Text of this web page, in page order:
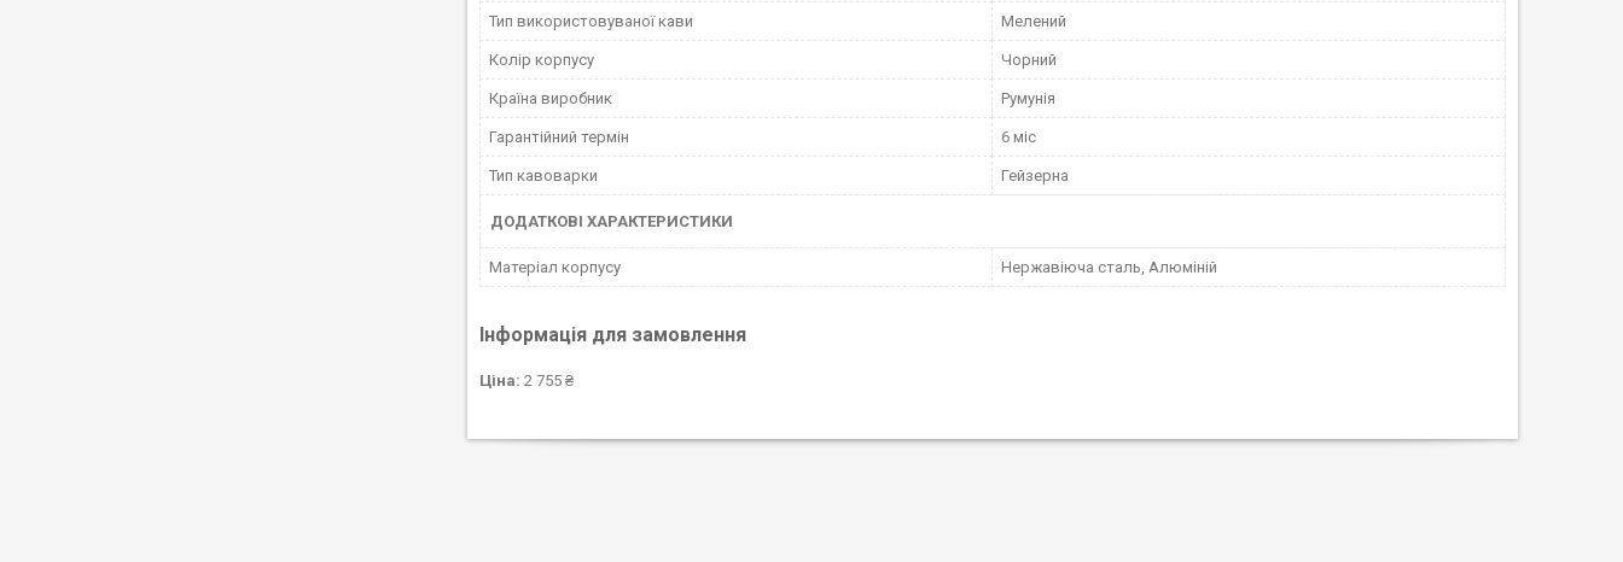
Тип використовуваної кави Мелений
Колір корпусу Чорний
Країна виробник Румунія
Гарантійний термін 6 міс
Тип кавоварки Гейзерна
ДОДАТКОВІ ХАРАКТЕРИСТИКИ
Матеріал корпусу Нержавіюча сталь, Алюміній
Інформація для замовлення
Ціна: 2 755 ₴